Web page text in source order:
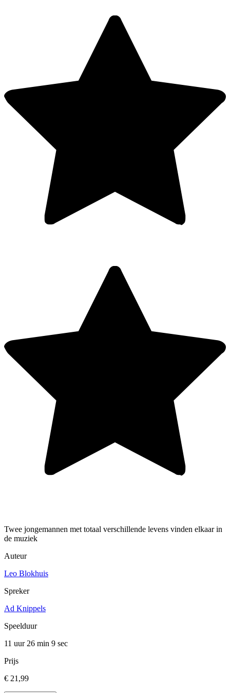
Twee jongemannen met totaal verschillende levens vinden elkaar in
de muziek
Auteur
Leo Blokhuis
Spreker
Ad Knippels
Speelduur
11 uur 26 min 9 sec
Prijs
€ 21,99